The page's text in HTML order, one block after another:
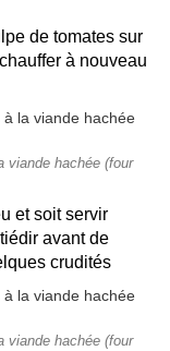
de tomates sur
à nouveau
viande hachée (four
et soit servir
avant de
crudités
viande hachée (four